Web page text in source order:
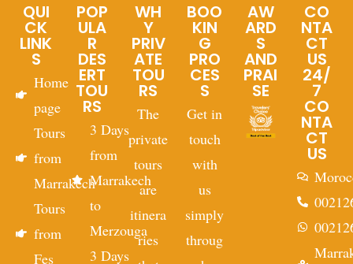
QUI
CK
LINK
S
Home
page
Tours
from
Marrakech
Tours
from
Fes
POP
ULA
R
DES
ERT
TOU
RS
3 Days
from
Marrakech
to
Merzouga
3 Days
WH
Y
PRIV
ATE
TOU
RS
The
private
tours
are
itinera
ries
BOO
KIN
G
PRO
CES
S
Get in
touch
with
us
simply
throug
AW
ARD
S
AND
PRAI
SE
CO
NTA
CT
US
24/
7
CO
NTA
CT
US